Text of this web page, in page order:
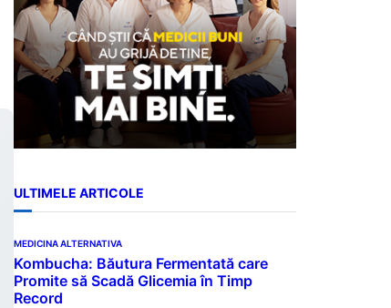
ULTIMELE ARTICOLE
MEDICINA ALTERNATIVA
Kombucha: Băutura Fermentată care
Promite să Scadă Glicemia în Timp
Record